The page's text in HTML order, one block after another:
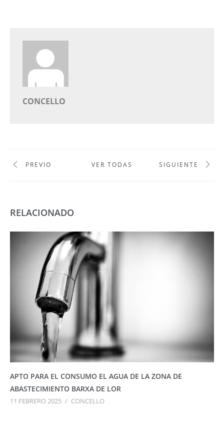
CONCELLO
PREVIO VER TODAS SIGUIENTE
RELACIONADO
APTO PARA EL CONSUMO EL AGUA DE LA ZONA DE
ABASTECIMIENTO BARXA DE LOR
11 FEBRERO 2025 / CONCELLO